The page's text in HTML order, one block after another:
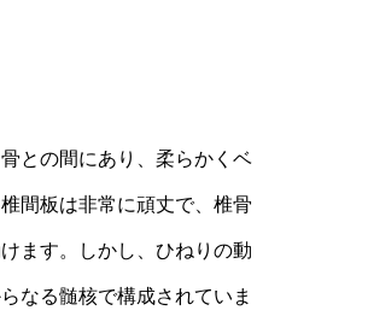
との間にあり、柔らかくベ
間板は非常に頑丈で、椎骨
ます。しかし、ひねりの動
なる髄核で構成されていま